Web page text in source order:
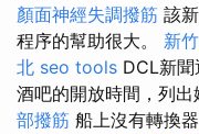
顏面神經失調撥筋 該
程序的幫助很大。 新
北 seo tools DCL新
酒吧的開放時間，列出
部撥筋 船上沒有轉換